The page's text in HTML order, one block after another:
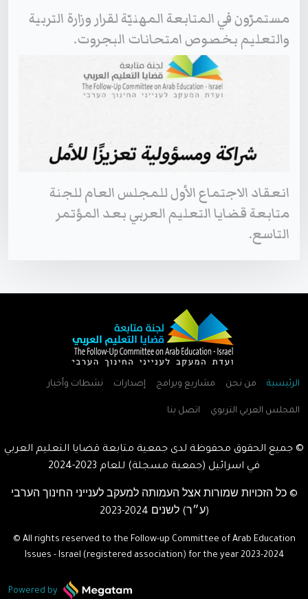
مستمرّون في المتابعة المهنيّة لقرار وزارة التربية
والتعليم بخصوص امتحانات البجروت.
انعقاد الاجتماع الأول للمجلس العام للجنة
متابعة قضايا التعليم العربي بعد المؤتمر
التاسع.
الرئيسية من نحن مشاريع وبرامج إصدارات نشطات وأخبار
المجلس العربي التربوي اتصل بنا
© جميع الحقوق محفوظة لدى جمعية متابعة قضايا التعليم العربي
في اسرائيل (جمعية مسجلة) للعام
© כל הזכויות שמורות אצל העמותה למעקב לענייני החינוך הערבי
(ע״ר) לשנים
© All rights reserved to the Follow-up Committee of Arab Education
Issues - Israel (registered association) for the year2023-2024
Powered by